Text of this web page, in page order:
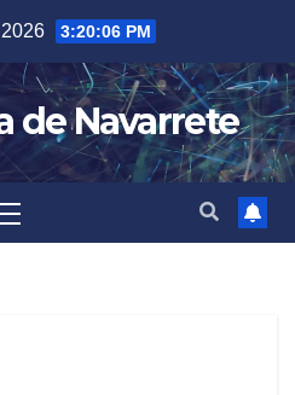
3:20:07 PM
de Navarrete